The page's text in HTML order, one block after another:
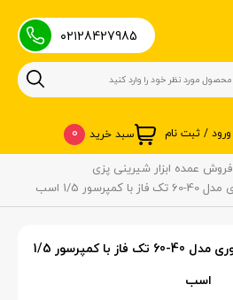
۰۲۱28427985
ورود / ثبت نام سبد خرید 0
فروش عمده ابزار شیرینی پزی
بار سفت کن 14 لیتری تنوری مدل 40-60 تک فاز با کمپرسور 1/5
اسب